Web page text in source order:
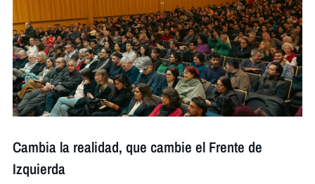
Cambia la realidad, que cambie el Frente de
Izquierda